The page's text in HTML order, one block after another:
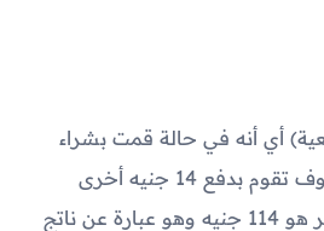
الذهب في مصر 14% (من المصنعية) أي أنه في حالة قمت بشراء
جرام ذهب عيار 21 وقمت بدفع 100 جنيه مصنعية للتاجر فإنك سوف تقوم بدفع 14 جنيه أخرى
ضريبة قيمة مضافة. فيصبح المبلغ النهائي الذي تقوم بدفعه للتاجر هو 114 جنيه وهو عبارة عن ناتج